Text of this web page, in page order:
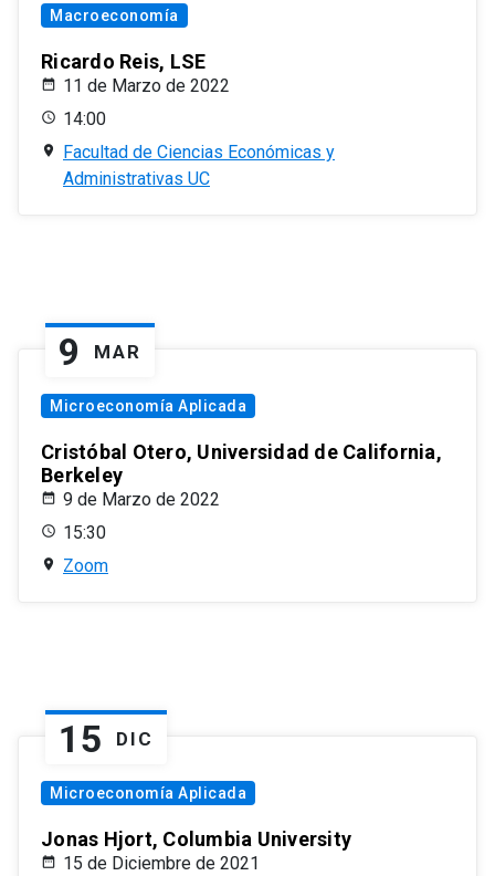
Macroeconomía
Ricardo Reis, LSE
11 de Marzo de 2022
14:00
Facultad de Ciencias Económicas y
Administrativas UC
9 MAR
Microeconomía Aplicada
Cristóbal Otero, Universidad de California,
Berkeley
9 de Marzo de 2022
15:30
Zoom
15 DIC
Microeconomía Aplicada
Jonas Hjort, Columbia University
15 de Diciembre de 2021